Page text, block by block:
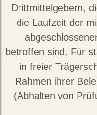
Drittmittelgebern,
die Laufzeit der
betroffen sind. Für
in freier
Rahmen ihrer
(Abhalten von